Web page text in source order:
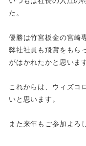
た。
優勝は竹宮板金の宮
弊社社員も飛賞をもら
がはかれたかと思いま
これからは、ウィズコ
いと思います。
また来年もご参加よろ